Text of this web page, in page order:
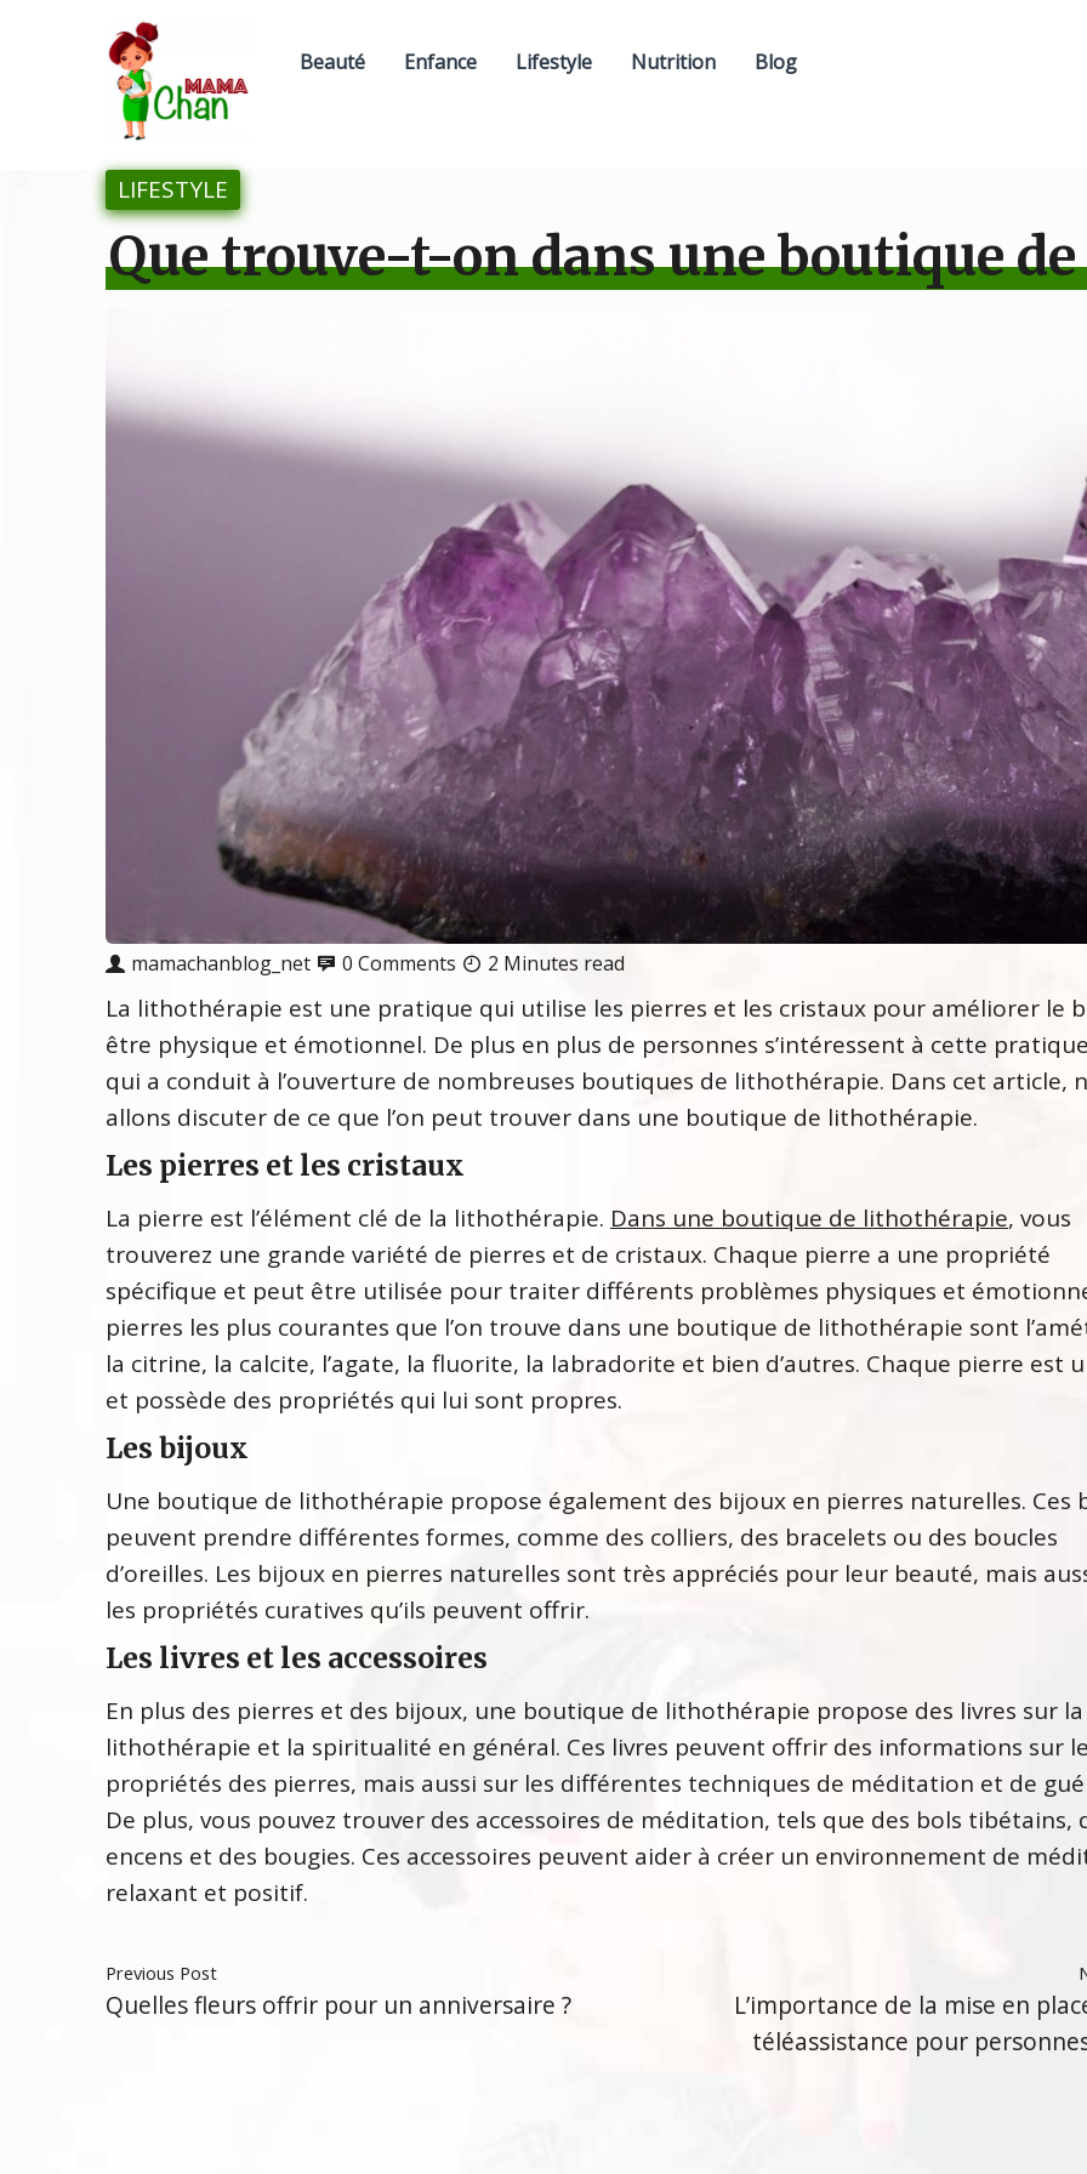
Beauté Enfance Lifestyle Nutrition Blog
LIFESTYLE
Que trouve-t-on dans une boutique
mamachanblog_net 0 Comments 2 Minutes read
La lithothérapie est une pratique qui utilise les pierres et les cristaux pour améliorer le
être physique et émotionnel. De plus en plus de personnes s’intéressent à cette
qui a conduit à l’ouverture de nombreuses boutiques de lithothérapie. Dans cet article,
allons discuter de ce que l’on peut trouver dans une boutique de lithothérapie.
Les pierres et les cristaux
La pierre est l’élément clé de la lithothérapie. Dans une boutique de lithothérapie, vous
trouverez une grande variété de pierres et de cristaux. Chaque pierre a une propriété
spécifique et peut être utilisée pour traiter différents problèmes physiques et
pierres les plus courantes que l’on trouve dans une boutique de lithothérapie sont
la citrine, la calcite, l’agate, la fluorite, la labradorite et bien d’autres. Chaque pierre est
et possède des propriétés qui lui sont propres.
Les bijoux
Une boutique de lithothérapie propose également des bijoux en pierres naturelles. Ces
peuvent prendre différentes formes, comme des colliers, des bracelets ou des boucles
d’oreilles. Les bijoux en pierres naturelles sont très appréciés pour leur beauté, mais
les propriétés curatives qu’ils peuvent offrir.
Les livres et les accessoires
En plus des pierres et des bijoux, une boutique de lithothérapie propose des livres sur la
lithothérapie et la spiritualité en général. Ces livres peuvent offrir des informations sur
propriétés des pierres, mais aussi sur les différentes techniques de méditation et de
De plus, vous pouvez trouver des accessoires de méditation, tels que des bols tibétains,
encens et des bougies. Ces accessoires peuvent aider à créer un environnement de
relaxant et positif.
Previous Post
Quelles fleurs offrir pour un anniversaire ?
L’importance de la mise en
téléassistance pour